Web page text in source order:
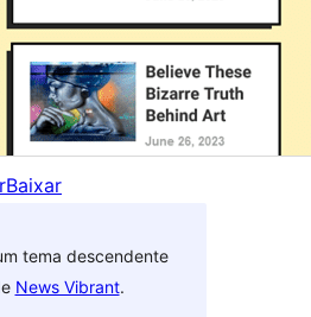
Baixar
tema descendente
News Vibrant.